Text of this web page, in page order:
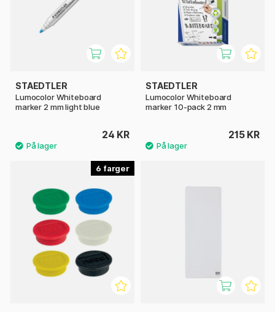
STAEDTLER
Lumocolor Whiteboard
marker 2 mm light blue
24 KR
STAEDTLER
Lumocolor Whiteboard
marker 10-pack 2 mm
215 KR
6